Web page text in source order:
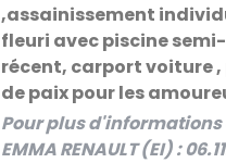
,assainissement
fleuri avec piscine
récent, carportvoiture ,
de paix pour les
Pour plus
EMMA RENAULT (EI) :